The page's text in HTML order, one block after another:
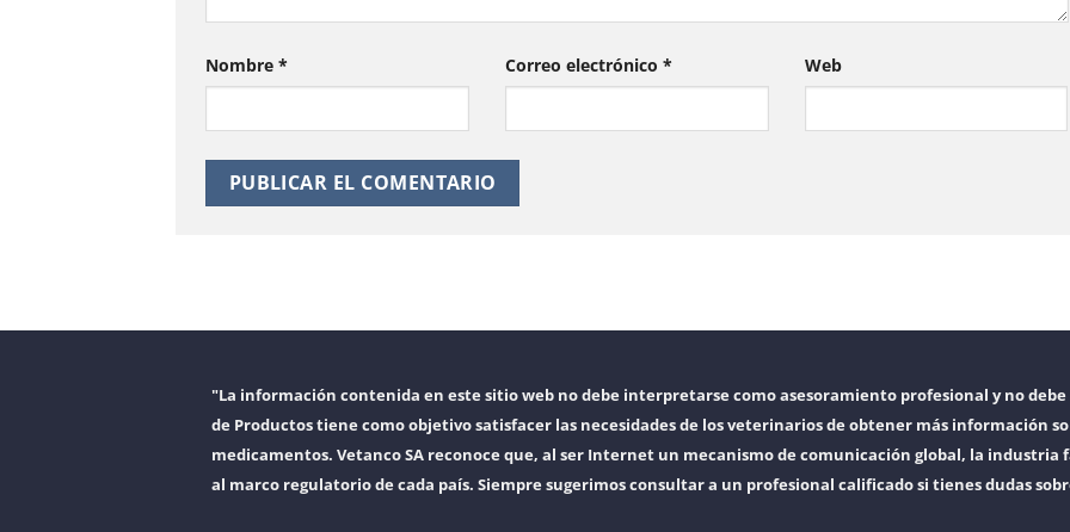
Nombre * Correo electrónico * Web
"La información contenida en este sitio web no debe interpretarse como asesoramiento profesional y no debe
de Productos tiene como objetivo satisfacer las necesidades de los veterinarios de obtener más información
medicamentos. Vetanco SA reconoce que, al ser Internet un mecanismo de comunicación global, la
al marco regulatorio de cada país. Siempre sugerimos consultar a un profesional calificado si tienes dudas